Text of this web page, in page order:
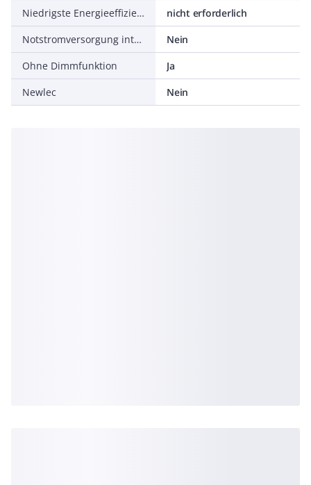
Niedrigste Energieeffizienzklasse des austauschbaren Leuchtmittels
nicht erforderlich
Notstromversorgung integriert
Nein
Ohne Dimmfunktion
Ja
Newlec
Nein